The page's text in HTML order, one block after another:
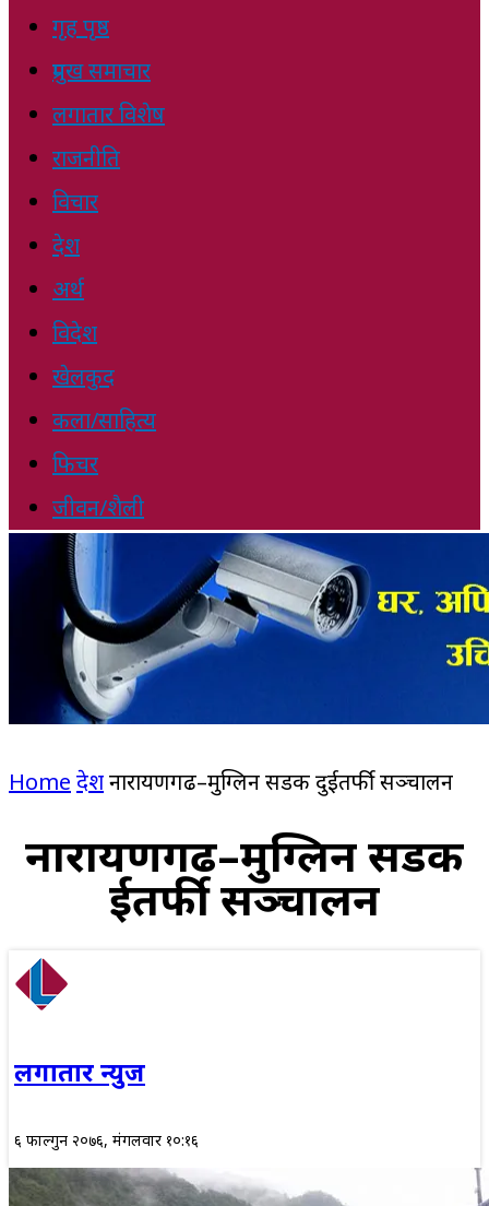
गृह पृष्ठ
प्रमुख समाचार
लगातार विशेष
राजनीति
विचार
देश
अर्थ
विदेश
खेलकुद
कला/साहित्य
फिचर
जीवन/शैली
Home देशनारायणगढ–मुग्लिन सडक दुईतर्फी सञ्चालन
नारायणगढ–मुग्लिन सडक
दुईतर्फी सञ्चालन
लगातार न्युज
६ फाल्गुन २०७६, मंगलवार १०:१६